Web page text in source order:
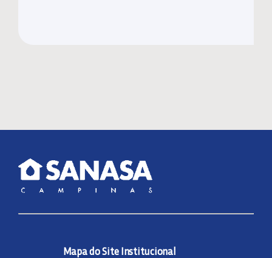
Mapa do Site Institucional